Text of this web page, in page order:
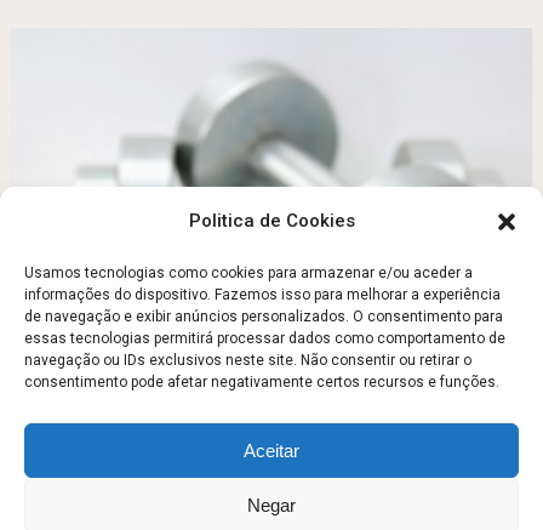
Politica de Cookies
Usamos tecnologias como cookies para armazenar e/ou aceder a
informações do dispositivo. Fazemos isso para melhorar a experiência
de navegação e exibir anúncios personalizados. O consentimento para
essas tecnologias permitirá processar dados como comportamento de
navegação ou IDs exclusivos neste site. Não consentir ou retirar o
consentimento pode afetar negativamente certos recursos e funções.
Aceitar
Negar
Alimentos permitidos e proibidos após o exercício
físico
Abril 11, 2011
Escola FitnessCopyright © 2026.